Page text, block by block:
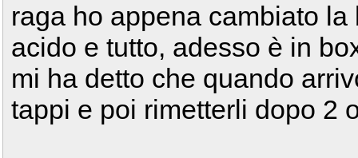
raga ho appena cambiato
acido e tutto, adesso è in
mi ha detto che quando
tappi e poi rimetterli dopo 2